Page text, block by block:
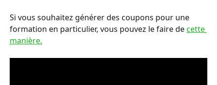
Si vous souhaitez générer des coupons pour une
formation en particulier, vous pouvez le faire de cette
manière.